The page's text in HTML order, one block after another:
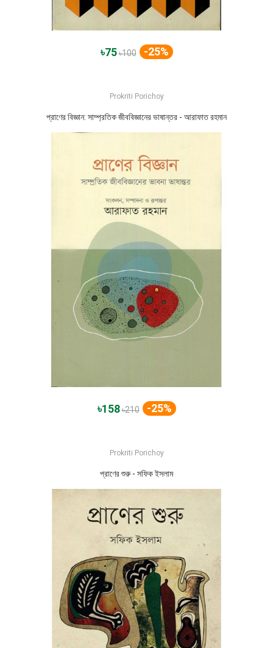
৳75৳100 -25%
Prokriti Porichoy
প্রাণের বিজ্ঞান: সাম্প্রতিক জীববিজ্ঞানের ভাষান্তর - আরাফাত রহমান
৳158৳210 -25%
Prokriti Porichoy
প্রাণের শুরু - সফিক ইসলাম